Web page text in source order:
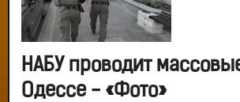
НАБУ проводит
Одессе - «Фото»